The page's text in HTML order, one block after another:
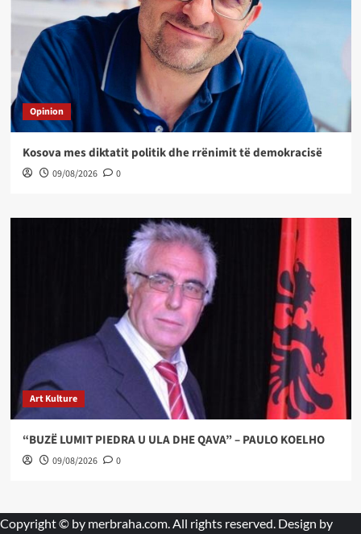
Opinion
Kosova mes diktatit politik dhe rrënimit të demokracisë
09/08/2026 0
Art Kulture
“BUZË LUMIT PIEDRA U ULA DHE QAVA” – PAULO KOELHO
09/08/2026 0
Copyright © by merbraha.com . All rights reserved. Design by